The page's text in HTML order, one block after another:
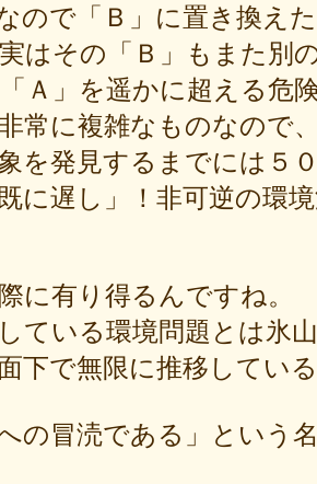
ので「Ｂ」に置き換え
はその「Ｂ」もまた別
Ａ」を遥かに超える危
常に複雑なものなので
を発見するまでには５
に遅し」！非可逆の環
に有り得るんですね。
ている環境問題とは氷
下で無限に推移してい
への冒涜である」という